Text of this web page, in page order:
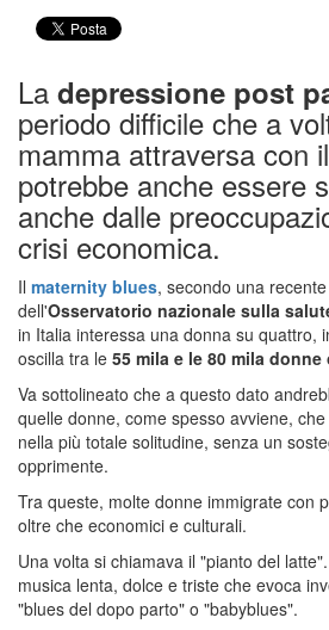
La depressione post
periodo difficile che a
mamma attraversa con
potrebbe anche essere
anche dalle
crisi economica.
Il maternity blues, secondo una
dell'Osservatorio nazionale sulla
in Italia interessa una donna su quattro,
oscilla tra le 55 mila e le 80 mila
Va sottolineato che a questo dato
quelle donne, come spesso avviene,
nella più totale solitudine, senza un
opprimente.
Tra queste, molte donne immigrate con
oltre che economici e culturali.
Una volta si chiamava il "pianto del
musica lenta, dolce e triste che evoca
"blues del dopo parto" o "babyblues".